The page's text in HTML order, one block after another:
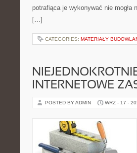
potrafiąca je wykonywać nie
[…]
CATEGORIES: MATERIAŁY
INTERNETOWE
POSTED BY ADMIN WRZ - 17 -